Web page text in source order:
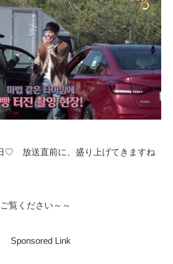
♡ 放送直前に、盛り上げてきますね
覧ください～～
Sponsored Link